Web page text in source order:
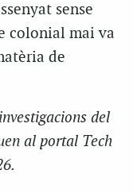
sense
colonial mai va
de
del
al portal Tech